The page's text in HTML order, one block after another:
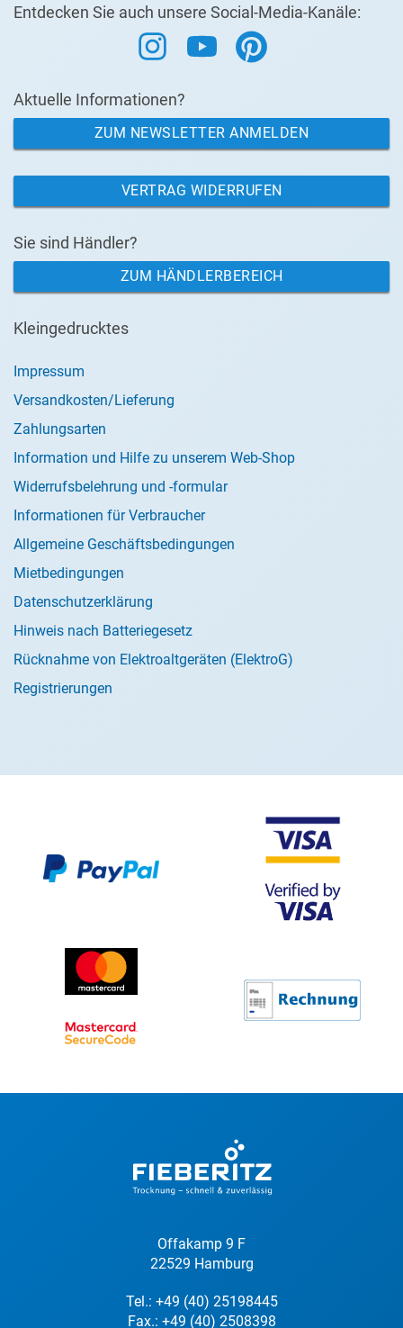
Entdecken Sie auch unsere Social-Media-Kanäle:
Aktuelle Informationen?
ZUM NEWSLETTER ANMELDEN
VERTRAG WIDERRUFEN
Sie sind Händler?
ZUM HÄNDLERBEREICH
Kleingedrucktes
Impressum
Versandkosten/Lieferung
Zahlungsarten
Information und Hilfe zu unserem Web-Shop
Widerrufsbelehrung und -formular
Informationen für Verbraucher
Allgemeine Geschäftsbedingungen
Mietbedingungen
Datenschutzerklärung
Hinweis nach Batteriegesetz
Rücknahme von Elektroaltgeräten (ElektroG)
Registrierungen
Offakamp 9 F
22529 Hamburg
Tel.: +49 (40) 25198445
Fax.: +49 (40) 2508398